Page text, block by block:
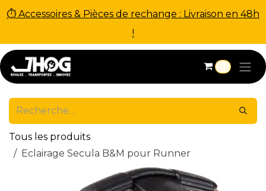
⏱ Accessoires & Pièces de rechange : Livraison en 48h
!
Se rendre au contenu
0
Tous les produits
Eclairage Secula B&M pour Runner